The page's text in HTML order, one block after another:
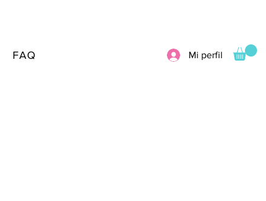
FAQ Mi perfil